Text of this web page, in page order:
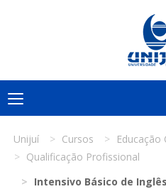
Unijuí Cursos
Educação
Qualificação Profissional
Intensivo Básico de Inglês